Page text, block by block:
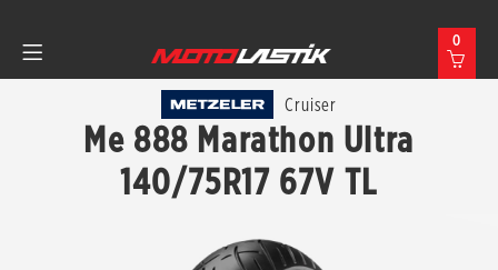
0
Cruiser
Me 888 Marathon Ultra
140/75R17 67V TL